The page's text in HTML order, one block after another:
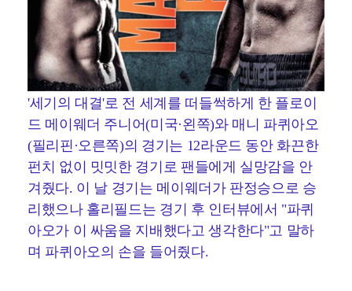
'세기의 대결'로 전 세계를 떠들썩하게 한 플로이
드 메이웨더 주니어(미국·왼쪽)와 매니 파퀴아오
(필리핀·오른쪽)의 경기는 12라운드 동안 화끈한
펀치 없이 밋밋한 경기로 팬들에게 실망감을 안
겨줬다. 이 날 경기는 메이웨더가 판정승으로 승
리했으나 홀리필드는 경기 후 인터뷰에서 "파퀴
아오가 이 싸움을 지배했다고 생각한다"고 말하
며 파퀴아오의 손을 들어줬다.